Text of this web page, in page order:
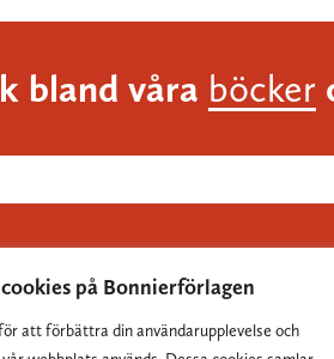
på Bonnierförlagen
att förbättra din användarupplevelse och
bland våra böcker